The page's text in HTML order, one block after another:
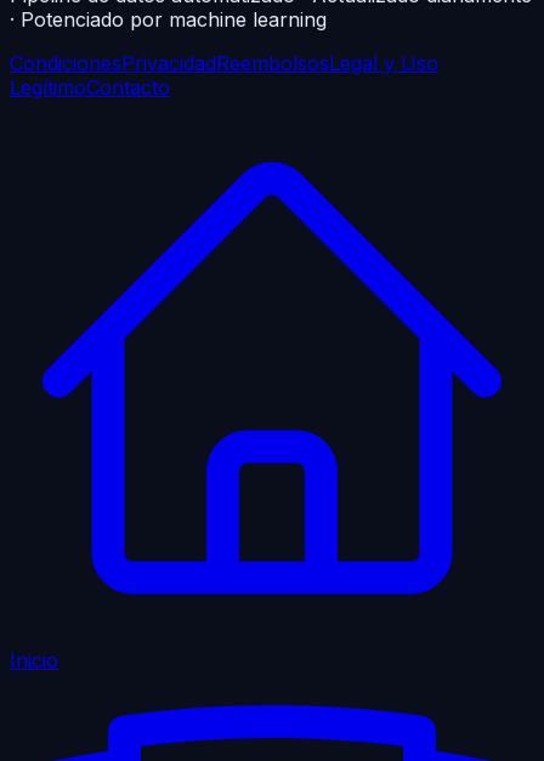
· Potenciado por machine learning
CondicionesPrivacidadReembolsosLegal y Uso
LegítimoContacto
Inicio